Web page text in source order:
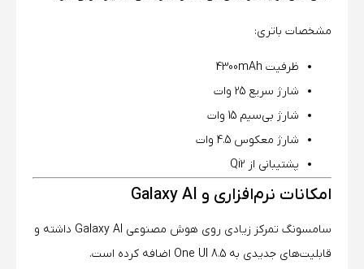
مشخصات باتری:
ظرفیت 4300mAh
شارژ سریع 25 وات
شارژ بی‌سیم 15 وات
شارژ معکوس 4.5 وات
پشتیبانی از Qi2
امکانات نرم‌افزاری و Galaxy AI
سامسونگ تمرکز زیادی روی هوش مصنوعی Galaxy AI داشته و
قابلیت‌های جدیدی به One UI 8.5 اضافه کرده است.